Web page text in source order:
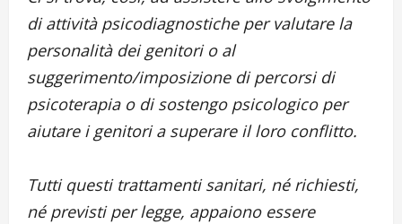
di attività psicodiagnostiche per valutare la
personalità dei genitori o al
suggerimento/imposizione di percorsi di
psicoterapia o di sostengo psicologico per
aiutare i genitori a superare il loro conflitto.
Tutti questi trattamenti sanitari, né richiesti,
né previsti per legge, appaiono essere